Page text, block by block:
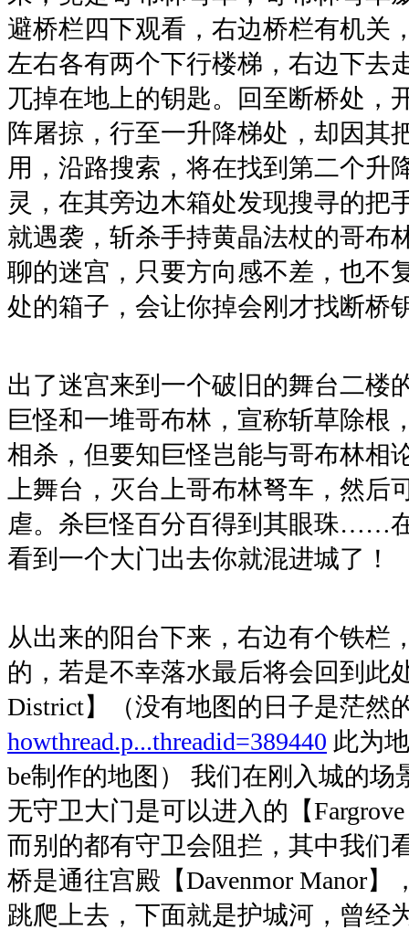
避桥栏四下观看，右边桥栏有机关
左右各有两个下行楼梯，右边下去
兀掉在地上的钥匙。回至断桥处，
阵屠掠，行至一升降梯处，却因其
用，沿路搜索，将在找到第二个升
灵，在其旁边木箱处发现搜寻的把
就遇袭，斩杀手持黄晶法杖的哥布
聊的迷宫，只要方向感不差，也不
处的箱子，会让你掉会刚才找断桥
出了迷宫来到一个破旧的舞台二楼
巨怪和一堆哥布林，宣称斩草除根
相杀，但要知巨怪岂能与哥布林相
上舞台，灭台上哥布林弩车，然后
虐。杀巨怪百分百得到其眼珠……
看到一个大门出去你就混进城了！
从出来的阳台下来，右边有个铁栏
的，若是不幸落水最后将会回到此
District】（没有地图的日子是茫然
howthread.p...threadid=389440 此为
be制作的地图） 我们在刚入城的场
无守卫大门是可以进入的【
而别的都有守卫会阻拦，其中我们
桥是通往宫殿【Davenmor Manor
跳爬上去，下面就是护城河，曾经